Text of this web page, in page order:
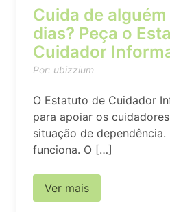
Cuida de
dias? Peça o
Cuidador
Por: ubizzium
O Estatuto de Cuidador
para apoiar os
situação de dependência.
funciona. O […]
Ver mais